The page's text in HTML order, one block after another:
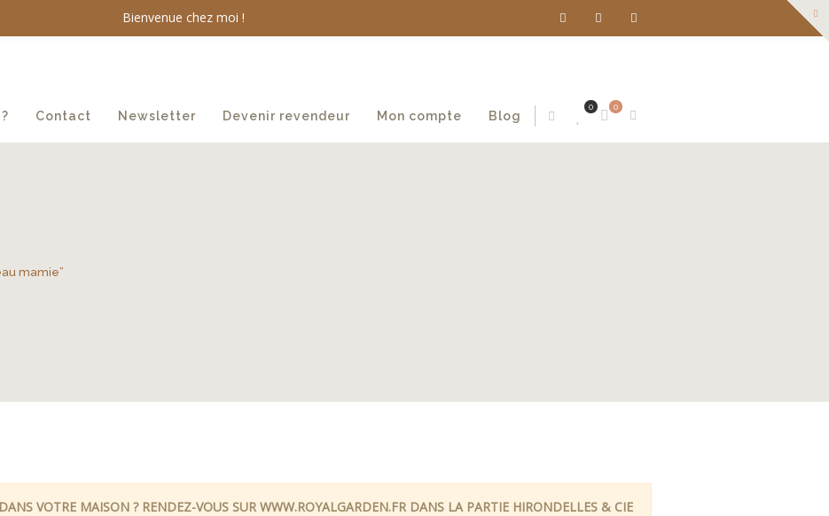
Bienvenue chez moi !
0
0
Contact Newsletter Devenir revendeur Mon compte Blog
mamie”
VOTRE MAISON ? RENDEZ-VOUS SUR WWW.ROYALGARDEN.FR DANS LA PARTIE HIRONDELLES & CIE